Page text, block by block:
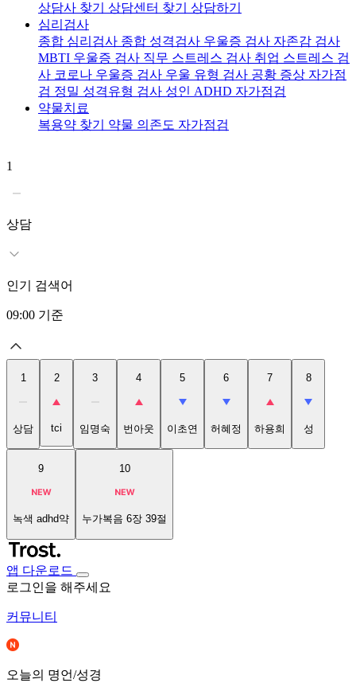
상담사 찾기 상담센터 찾기 상담하기
심리검사
종합 심리검사 종합 성격검사 우울증 검사 자존감 검사
MBTI 우울증 검사 직무 스트레스 검사 취업 스트레스 검
사 코로나 우울증 검사 우울 유형 검사 공황 증상 자가점
검 정밀 성격유형 검사 성인 ADHD 자가점검
약물치료
복용약 찾기 약물 의존도 자가점검
1
상담
인기 검색어
09:00 기준
1
상담
2
tci
3
임명숙
4
번아웃
5
이초연
6
허혜정
7
하용희
8
성
9
녹색 adhd약
10
누가복음 6장 39절
앱 다운로드
로그인을 해주세요
커뮤니티
오늘의 명언/성경